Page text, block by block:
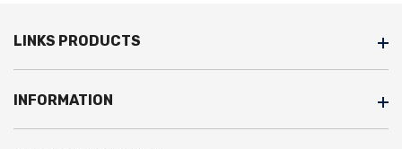
LINKS PRODUCTS
INFORMATION